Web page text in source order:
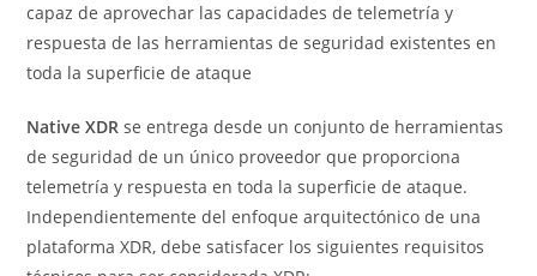
capaz de aprovechar las capacidades de telemetría y
respuesta de las herramientas de seguridad existentes en
toda la superficie de ataque
Native XDR se entrega desde un conjunto de herramientas
de seguridad de un único proveedor que proporciona
telemetría y respuesta en toda la superficie de ataque.
Independientemente del enfoque arquitectónico de una
plataforma XDR, debe satisfacer los siguientes requisitos